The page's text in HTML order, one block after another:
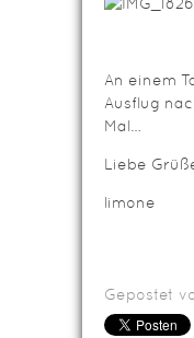
An einem
Ausflug
Mal…
Liebe
limone
Gepostet